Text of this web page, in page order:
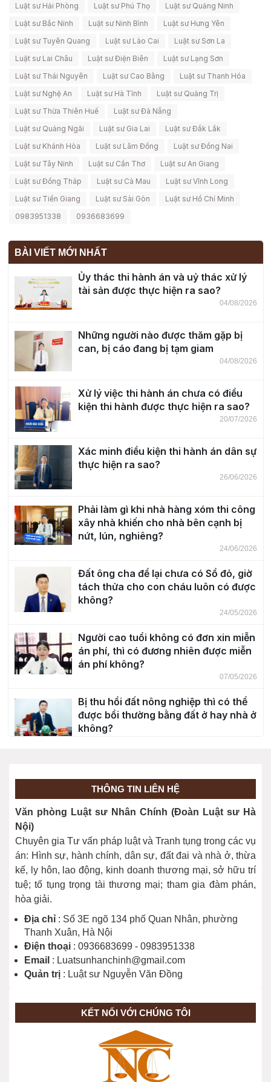
Luật sư Hải Phòng
Luật sư Phú Thọ
Luật sư Quảng Ninh
Luật sư Bắc Ninh
Luật sư Ninh Bình
Luật sư Hưng Yên
Luật sư Tuyên Quang
Luật sư Lào Cai
Luật sư Sơn La
Luật sư Lai Châu
Luật sư Điện Biên
Luật sư Lạng Sơn
Luật sư Thái Nguyên
Luật sư Cao Bằng
Luật sư Thanh Hóa
Luật sư Nghệ An
Luật sư Hà Tĩnh
Luật sư Quảng Trị
Luật sư Thừa Thiên Huế
Luật sư Đà Nẵng
Luật sư Quảng Ngãi
Luật sư Gia Lai
Luật sư Đắk Lắk
Luật sư Khánh Hòa
Luật sư Lâm Đồng
Luật sư Đồng Nai
Luật sư Tây Ninh
Luật sư Cần Thơ
Luật sư An Giang
Luật sư Đồng Tháp
Luật sư Cà Mau
Luật sư Vĩnh Long
Luật sư Tiền Giang
Luật sư Sài Gòn
Luật sư Hồ Chí Minh
0983951338
0936683699
BÀI VIẾT MỚI NHẤT
Ủy thác thi hành án và uỷ thác xử lý
tài sản được thực hiện ra sao?
04/08/2026
Những người nào được thăm gặp bị
can, bị cáo đang bị tạm giam
04/08/2026
Xử lý việc thi hành án chưa có điều
kiện thi hành được thực hiện ra sao?
20/07/2026
Xác minh điều kiện thi hành án dân sự
thực hiện ra sao?
26/06/2026
Phải làm gì khi nhà hàng xóm thi công
xây nhà khiến cho nhà bên cạnh bị
nứt, lún, nghiêng?
24/06/2026
Đất ông cha để lại chưa có Sổ đỏ, giờ
tách thửa cho con cháu luôn có được
không?
24/05/2026
Người cao tuổi không có đơn xin miễn
án phí, thì có đương nhiên được miễn
án phí không?
07/05/2026
Bị thu hồi đất nông nghiệp thì có thể
được bồi thường bằng đất ở hay nhà ở
không?
20/03/2026
về Bầu cử năm 2026
26/02/2026
THÔNG TIN LIÊN HỆ
Văn phòng Luật sư Nhân Chính (Đoàn Luật sư Hà
Nội)
Chuyên gia Tư vấn pháp luật và Tranh tụng trong các vụ
án: Hình sự, hành chính, dân sự, đất đai và nhà ở, thừa
kế, ly hôn, lao động, kinh doanh thương mại, sở hữu trí
tuệ; tố tụng trọng tài thương mại; tham gia đàm phán,
hòa giải.
Địa chỉ : Số 3E ngõ 134 phố Quan Nhân, phường
Thanh Xuân, Hà Nội
Điện thoại : 0936683699 - 0983951338
Email : Luatsunhanchinh@gmail.com
Quản trị : Luật sư Nguyễn Văn Đồng
KẾT NỐI VỚI CHÚNG TÔI